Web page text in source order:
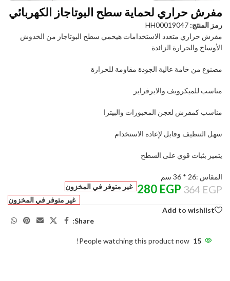
مفرش حراري لحماية سطح البوتاجاز الكهربائي
رمز المنتج: HH00019047
مفرش حراري متعدد الاستخدامات هيحمي سطح البوتاجاز من الخدوش
الأوساخ والحرارة الزائدة
مصنوع من خامة عالية الجودة مقاومة للحرارة
مناسب للميكرويف والايرفراير
مناسب كمفرش لعجن المخبوزات والبيتزا
سهل التنظيف وقابل لإعادة الاستخدام
يتميز بثبات قوي على السطح
المقاس :26 * 36 سم
364EGP
280 EGP
غير متوفر في المخزون
غير متوفر في المخزون
Add to wishlist
Share:
15
People watching this product now!